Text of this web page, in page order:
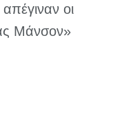
οι
Μάνσον»